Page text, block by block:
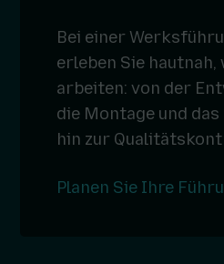
Bei einer
erleben Sie hautnah,
arbeiten: von der
die Montage und
hin zur
Planen Sie Ihre